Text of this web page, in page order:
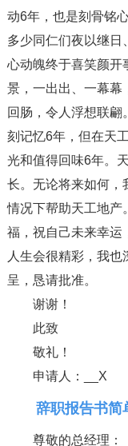
动6年，也是刻骨铭
多少同仁们夜以继日
心动魄终于喜笑颜
景，一出出、一幕幕
回肠，令人浮想联翩
刻记忆6年，但在天
光和值得回味6年。
长。无论将来如何，
情况下帮助天工地产
福，祝自己未来幸运
人生会很精彩，我
呈，恳请批准。
谢谢！
此致
敬礼！
申请人：__X
辞职报告书简
尊敬的总经理：